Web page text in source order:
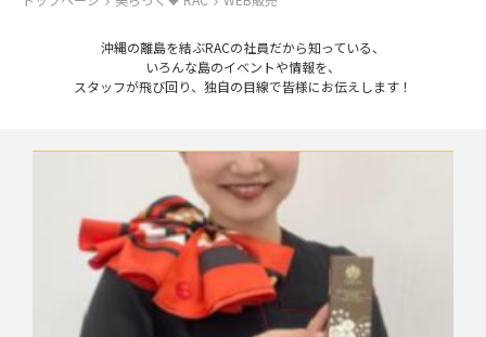
沖縄の離島を結ぶRACの社員だから知っている、
いろんな島のイベントや情報を、
スタッフが飛び回り、独自の目線で皆様にお伝えします！